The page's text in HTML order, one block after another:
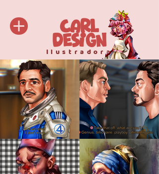
Carl
Design
Ilustradora